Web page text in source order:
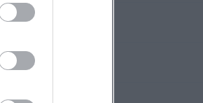
stark von
Strandbar
macht